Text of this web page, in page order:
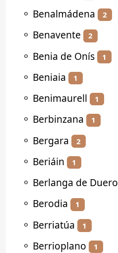
⚬ Benalmádena 2
⚬ Benavente 2
⚬ Benia de Onís 1
⚬ Beniaia 1
⚬ Benimaurell 1
⚬ Berbinzana 1
⚬ Bergara 2
⚬ Beriáin 1
⚬ Berlanga de Duero
⚬ Berodia 1
⚬ Berriatúa 1
⚬ Berrioplano 1